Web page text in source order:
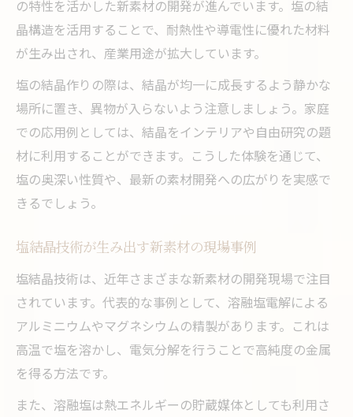
の特性を活かした新素材の開発が進んでいます。塩の結
晶構造を活用することで、耐熱性や導電性に優れた材料
が生み出され、産業用途が拡大しています。
塩の結晶作りの際は、結晶が均一に成長するよう静かな
場所に置き、異物が入らないよう注意しましょう。家庭
での応用例としては、結晶をインテリアや自由研究の題
材に利用することができます。こうした体験を通じて、
塩の奥深い性質や、最新の素材開発への広がりを実感で
きるでしょう。
塩結晶技術が生み出す新素材の現場事例
塩結晶技術は、近年さまざまな新素材の開発現場で注目
されています。代表的な事例として、溶融塩電解による
アルミニウムやマグネシウムの精製があります。これは
高温で塩を溶かし、電気分解を行うことで高純度の金属
を得る方法です。
また、溶融塩は熱エネルギーの貯蔵媒体としても利用さ